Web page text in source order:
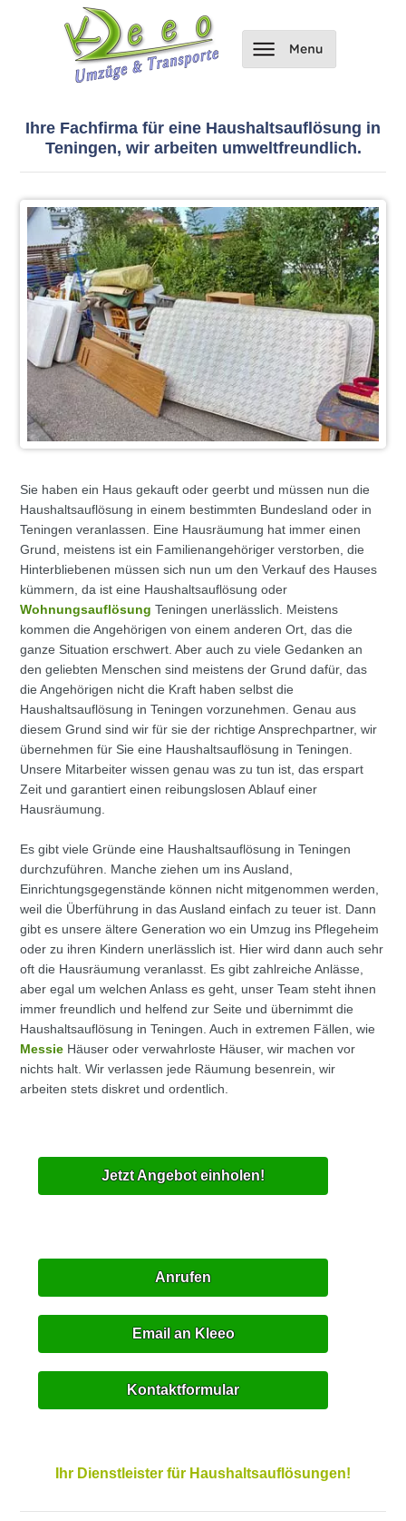
Ihre Fachfirma für eine Haushaltsauflösung in
Teningen, wir arbeiten umweltfreundlich.
Sie haben ein Haus gekauft oder geerbt und müssen nun die
Haushaltsauflösung in einem bestimmten Bundesland oder in
Teningen veranlassen. Eine Hausräumung hat immer einen
Grund, meistens ist ein Familienangehöriger verstorben, die
Hinterbliebenen müssen sich nun um den Verkauf des Hauses
kümmern, da ist eine Haushaltsauflösung oder
Wohnungsauflösung Teningen unerlässlich. Meistens
kommen die Angehörigen von einem anderen Ort, das die
ganze Situation erschwert. Aber auch zu viele Gedanken an
den geliebten Menschen sind meistens der Grund dafür, das
die Angehörigen nicht die Kraft haben selbst die
Haushaltsauflösung in Teningen vorzunehmen. Genau aus
diesem Grund sind wir für sie der richtige Ansprechpartner, wir
übernehmen für Sie eine Haushaltsauflösung in Teningen.
Unsere Mitarbeiter wissen genau was zu tun ist, das erspart
Zeit und garantiert einen reibungslosen Ablauf einer
Hausräumung.
Es gibt viele Gründe eine Haushaltsauflösung in Teningen
durchzuführen. Manche ziehen um ins Ausland,
Einrichtungsgegenstände können nicht mitgenommen werden,
weil die Überführung in das Ausland einfach zu teuer ist. Dann
gibt es unsere ältere Generation wo ein Umzug ins Pflegeheim
oder zu ihren Kindern unerlässlich ist. Hier wird dann auch sehr
oft die Hausräumung veranlasst. Es gibt zahlreiche Anlässe,
aber egal um welchen Anlass es geht, unser Team steht ihnen
immer freundlich und helfend zur Seite und übernimmt die
Haushaltsauflösung in Teningen. Auch in extremen Fällen, wie
Messie Häuser oder verwahrloste Häuser, wir machen vor
nichts halt. Wir verlassen jede Räumung besenrein, wir
arbeiten stets diskret und ordentlich.
Jetzt Angebot einholen!
Anrufen
Email an Kleeo
Kontaktformular
Ihr Dienstleister für Haushaltsauflösungen!